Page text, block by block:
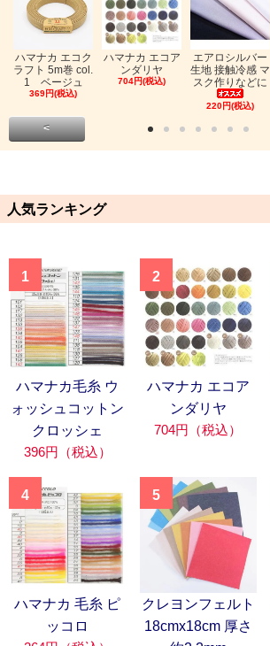
ハマナカ エコク
ラフト 5m巻 col.
1 ベージュ
369円(税込)
ハマナカ エコア
ンダリヤ
704円(税込)
エアロシルバー
生地 接触冷感 マ
スク作りなどに
220円(税込)
<
人気ランキング
1
ハマナカ毛糸 ウ
ォッシュコットン
クロッシェ
396円（税込）
2
ハマナカ エコア
ンダリヤ
704円（税込）
4
ハマナカ 毛糸 ピ
ッコロ
5
クレヨンフェルト
18cmx18cm 厚さ